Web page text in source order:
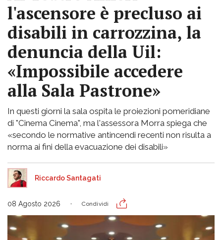
l'ascensore è precluso ai
disabili in carrozzina, la
denuncia della Uil:
«Impossibile accedere
alla Sala Pastrone»
In questi giorni la sala ospita le proiezioni pomeridiane
di "Cinema Cinema", ma l'assessora Morra spiega che
«secondo le normative antincendi recenti non risulta a
norma ai fini della evacuazione dei disabili»
Riccardo Santagati
08 Agosto 2026 Condividi